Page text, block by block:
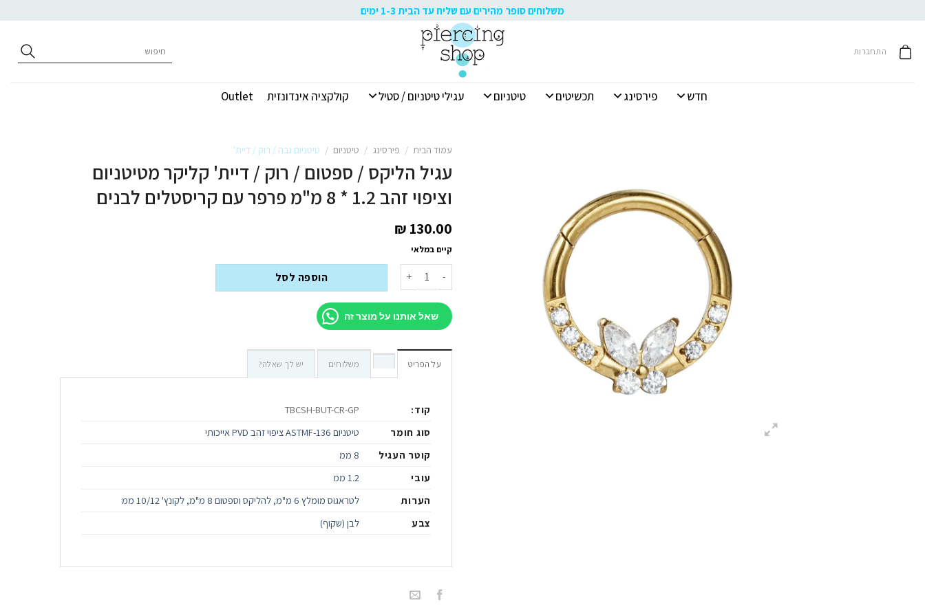
to
content
משלוחים סופר מהירים עם שליח עד הבית 1-3 ימים
התחברות
חדש פירסינג תכשיטים טיטניום עגילי טיטניום / סטיל קולקציה אינדונזית Outlet
עמוד הבית / פירסינג / טיטניום / טיטניום גבה / רוק / דיית'
עגיל הליקס / ספטום / רוק / דיית' קליקר מטיטניום
וציפוי זהב 1.2 * 8 מ"מ פרפר עם קריסטלים לבנים
130.00
₪
קיים במלאי
כמות של עגיל הליקס / ספטום / רוק / דיית' קליקר מטיטניום וציפוי זהב 1.2 * 8 מ"מ פרפר עם קריסטלים לבנים
הוספה לסל
שאל אותנו על מוצר זה
על הפריט משלוחים יש לך שאלה?
קוד:
TBCSH-BUT-CR-GP
סוג חומר
טיטניום ASTMF-136 ציפוי זהב PVD אייכותי
קוטר העגיל
8 ממ
עובי
1.2 ממ
הערות
לטראגוס מומלץ 6 מ"מ, להליקס וספטום 8 מ"מ, לקונץ' 10/12 ממ
צבע
לבן (שקוף)